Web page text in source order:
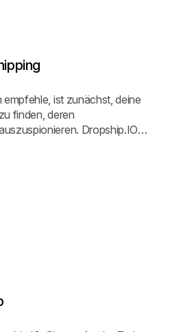
ist zunächst, deine
finden, deren
Dropship.IO